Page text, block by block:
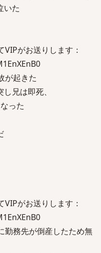
いた
がお送りします：
が起きた
兄は即死、
った
がお送りします：
勤務先が倒産したため無